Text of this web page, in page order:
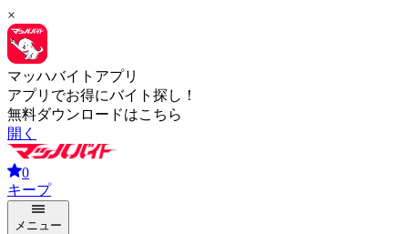
×
マッハバイトアプリ
アプリでお得にバイト探し！
無料ダウンロードはこちら
開く
0
キープ
メニュー